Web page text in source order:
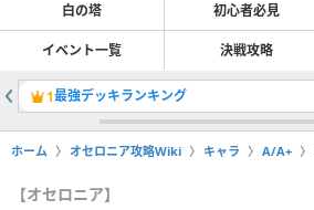
白の塔 初心者必見
イベント一覧 決戦攻略
1最強デッキランキング
ホーム オセロニア攻略Wiki キャラ A/A+
【オセロニア】